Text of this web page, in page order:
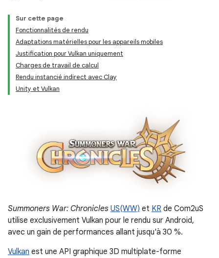
Sur cette page
Fonctionnalités de rendu
Adaptations matérielles pour les appareils mobiles
Justification pour Vulkan uniquement
Charges de travail de calcul
Rendu instancié indirect avec Clay
Unity et Vulkan
Summoners War: Chronicles US(WW) et KR de Com2uS
utilise exclusivement Vulkan pour le rendu sur Android,
avec un gain de performances allant jusqu'à 30 %.
Vulkan est une API graphique 3D multiplate-forme